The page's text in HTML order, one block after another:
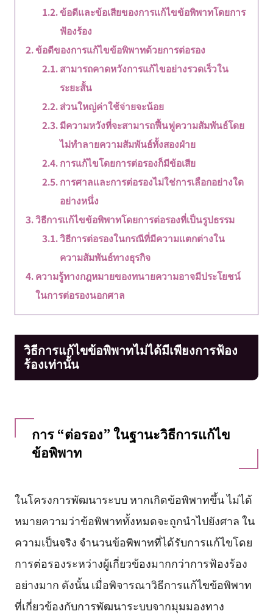
ข้อดีและข้อเสียของการแก้ไขข้อพิพาทโดยการ
ฟ้องร้อง
ข้อดีของการแก้ไขข้อพิพาทด้วยการต่อรอง
สามารถคาดหวังการแก้ไขอย่างรวดเร็วใน
ระยะสั้น
ส่วนใหญ่ค่าใช้จ่ายจะน้อย
มีความหวังที่จะสามารถฟื้นฟูความสัมพันธ์โดย
ไม่ทำลายความสัมพันธ์ทั้งสองฝ่าย
การแก้ไขโดยการต่อรองก็มีข้อเสีย
การศาลและการต่อรองไม่ใช่การเลือกอย่างใด
อย่างหนึ่ง
วิธีการแก้ไขข้อพิพาทโดยการต่อรองที่เป็นรูปธรรม
วิธีการต่อรองในกรณีที่มีความแตกต่างใน
ความสัมพันธ์ทางธุรกิจ
ความรู้ทางกฎหมายของทนายความอาจมีประโยชน์
ในการต่อรองนอกศาล
วิธีการแก้ไขข้อพิพาทไม่ได้มีเพียงการฟ้อง
ร้องเท่านั้น
การ “ต่อรอง” ในฐานะวิธีการแก้ไข
ข้อพิพาท
ในโครงการพัฒนาระบบ หากเกิดข้อพิพาทขึ้น ไม่ได้
หมายความว่าข้อพิพาททั้งหมดจะถูกนำไปยังศาล ใน
ความเป็นจริง จำนวนข้อพิพาทที่ได้รับการแก้ไขโดย
การต่อรองระหว่างผู้เกี่ยวข้องมากกว่าการฟ้องร้อง
อย่างมาก ดังนั้น เมื่อพิจารณาวิธีการแก้ไขข้อพิพาท
ที่เกี่ยวข้องกับการพัฒนาระบบจากมุมมองทาง